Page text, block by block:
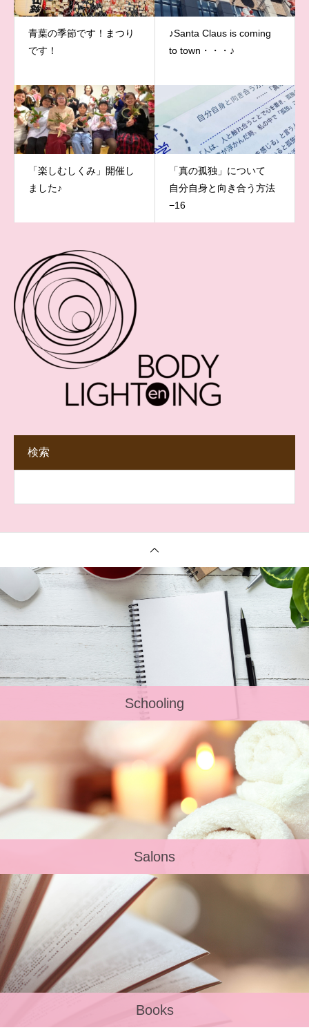
青葉の季節です！まつり
です！
♪Santa Claus is coming
to town・・・♪
「楽しむしくみ」開催し
ました♪
「真の孤独」について
自分自身と向き合う方法
−16
検索
Schooling
Salons
Books